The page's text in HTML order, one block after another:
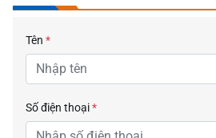
Tên *
Số điện thoại*